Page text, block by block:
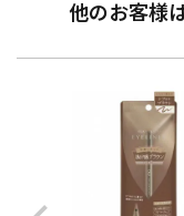
他のお客様